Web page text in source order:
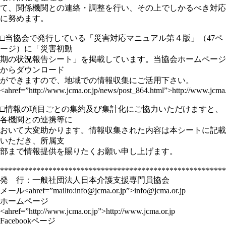
て、関係機関との連絡・調整を行い、その上でしかるべき対応
に努めます。
□当協会で発行している「災害対応マニュアル第４版」（47ペ
ージ）に「災害初動
期の状況報告シート」を掲載しています。当協会ホームページ
からダウンロード
ができますので、地域での情報収集にご活用下さい。
<ahref=”http://www.jcma.or.jp/news/post_864.html”>http://
□情報の項目ごとの集約及び集計化にご協力いただけますと、
各機関との連携等に
おいて大変助かります。情報収集された内容は本シートに記載
いただき、所属支
部まで情報提供を賜りたくお願い申し上げます。
発 行：一般社団法人日本介護支援専門員協会
メール<ahref=”mailto:info@jcma.or.jp”>info@jcma.or.jp
ホームページ
<ahref=”http://www.jcma.or.jp”>http://www.jcma.or.jp
Facebookページ